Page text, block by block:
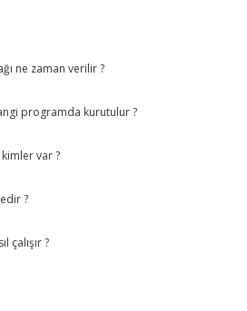
ne zaman verilir ?
programda kurutulur ?
var ?
?
çalışır ?